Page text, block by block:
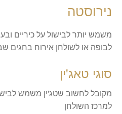
נירוסטה
משמש יותר לבישול על כיריים
לבופה או לשולחן אירוח בחגים
סוגי טאג'ין
מקובל לחשוב שטג'ין משמש
למרכז השולחן